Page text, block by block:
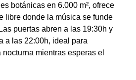
botánicas en 6.000 m², ofrece
libre donde la música se funde
puertas abren a las 19:30h y
a las 22:00h, ideal para
mientras esperas el